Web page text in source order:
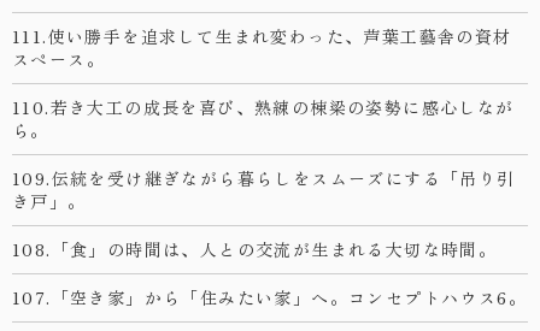
111.使い勝手を追求して生まれ変わった、芦葉工藝舎の資材
スペース。
110.若き大工の成長を喜び、熟練の棟梁の姿勢に感心しなが
ら。
109.伝統を受け継ぎながら暮らしをスムーズにする「吊り引
き戸」。
108.「食」の時間は、人との交流が生まれる大切な時間。
107.「空き家」から「住みたい家」へ。コンセプトハウス6。